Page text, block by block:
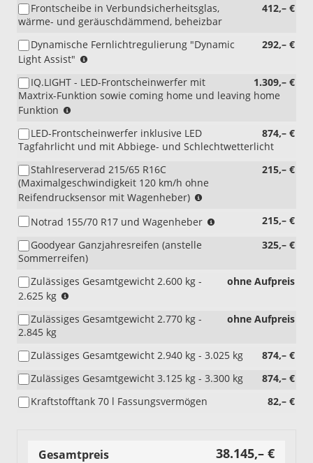
Z59
oder
GL1
412,– €
Frontscheibe in Verbundsicherheitsglas,
wärme- und geräuschdämmend, beheizbar
292,– €
Dynamische Fernlichtregulierung "Dynamic
Light Assist"
mit
8IV)
1.309,– €
IQ.LIGHT - LED-Frontscheinwerfer mit
Maxtrix-Funktion sowie coming home und leaving home
Funktion
mit
8G3)
874,– €
LED-Frontscheinwerfer inklusive LED
Tagfahrlicht und mit Abbiege- und Schlechtwetterlicht
215,– €
Stahlreserverad 215/65 R16C
(Maximalgeschwindigkeit 120 km/h ohne
Reifendrucksensor mit Wagenheber)
mit
215,– €
Notrad 155/70 R17 und Wagenheber
325,– €
Goodyear Ganzjahresreifen (anstelle
Sommerreifen)
ohne Aufpreis
Zulässiges Gesamtgewicht 2.600 kg -
2.625 kg
mit
ohne Aufpreis
Zulässiges Gesamtgewicht 2.770 kg -
2.845 kg
874,– €
Zulässiges Gesamtgewicht 2.940 kg - 3.025 kg
874,– €
Zulässiges Gesamtgewicht 3.125 kg - 3.300 kg
82,– €
Kraftstofftank 70 l Fassungsvermögen
Gesamtpreis 38.145,– €